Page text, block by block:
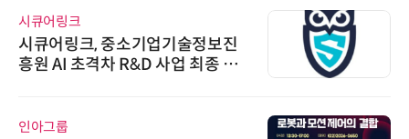
시큐어링크
시큐어링크, 중소기업기술정보진
흥원 AI 초격차 R&D 사업 최종 선
인아그룹